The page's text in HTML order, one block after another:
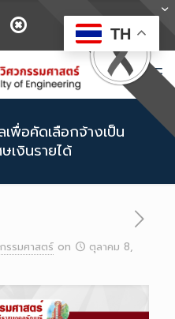
พื่อคัดเลือกจ้างเป็น
เงินรายได้
รรมศาสตร์ on
ตุลาคม 8,
TH